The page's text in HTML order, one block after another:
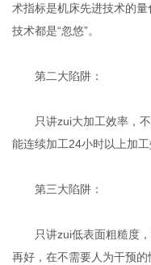
术指标是机床先进技术的
技术都是“忽悠”。
第二大陷阱：
只讲zui大加工效率，不
能连续加工24小时以上加
第三大陷阱：
只讲zui低表面粗糙度，
再好，在不需要人为干预